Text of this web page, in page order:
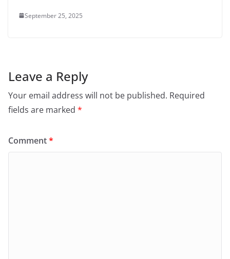
September 25, 2025
Leave a Reply
Your email address will not be published. Required
fields are marked *
Comment*